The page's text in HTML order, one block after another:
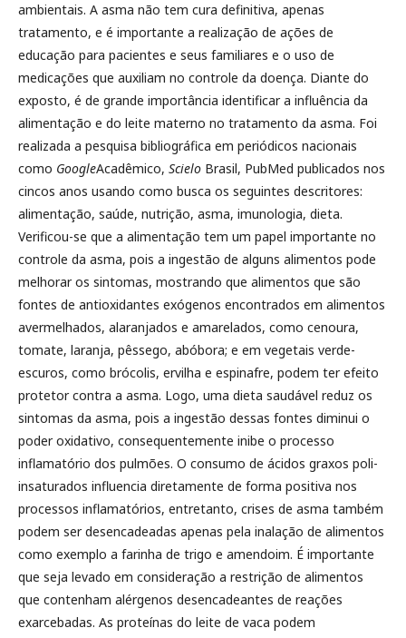
ambientais. A asma não tem cura definitiva, apenas
tratamento, e é importante a realização de ações de
educação para pacientes e seus familiares e o uso de
medicações que auxiliam no controle da doença. Diante do
exposto, é de grande importância identificar a influência da
alimentação e do leite materno no tratamento da asma. Foi
realizada a pesquisa bibliográfica em periódicos nacionais
como GoogleAcadêmico, Scielo Brasil, PubMed publicados nos
cincos anos usando como busca os seguintes descritores:
alimentação, saúde, nutrição, asma, imunologia, dieta.
Verificou-se que a alimentação tem um papel importante no
controle da asma, pois a ingestão de alguns alimentos pode
melhorar os sintomas, mostrando que alimentos que são
fontes de antioxidantes exógenos encontrados em alimentos
avermelhados, alaranjados e amarelados, como cenoura,
tomate, laranja, pêssego, abóbora; e em vegetais verde-
escuros, como brócolis, ervilha e espinafre, podem ter efeito
protetor contra a asma. Logo, uma dieta saudável reduz os
sintomas da asma, pois a ingestão dessas fontes diminui o
poder oxidativo, consequentemente inibe o processo
inflamatório dos pulmões. O consumo de ácidos graxos poli-
insaturados influencia diretamente de forma positiva nos
processos inflamatórios, entretanto, crises de asma também
podem ser desencadeadas apenas pela inalação de alimentos
como exemplo a farinha de trigo e amendoim. É importante
que seja levado em consideração a restrição de alimentos
que contenham alérgenos desencadeantes de reações
exarcebadas. As proteínas do leite de vaca podem